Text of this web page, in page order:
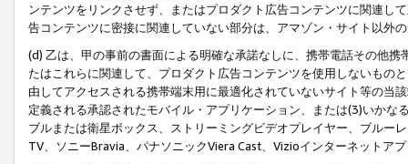
ンテンツをリンクさせず、またはプロダクト広告コンテンツに関連し
告コンテンツに密接に関連していない部分は、アマゾン・サイト以外
(d) 乙は、甲の事前の書面による明確な承諾なしに、携帯電話その他
たはこれらに関連して、プロダクト広告コンテンツを使用しないもの
由してアクセスされる携帯端末用に最適化されていないサイト等の当
定義される承認されたモバイル・アプリケーション、または(3)いか
ブルまたは衛星ボックス、ストリーミングビデオプレイヤー、ブルー
TV、ソニーBravia、パナソニックViera Cast、Vizioインターネットア